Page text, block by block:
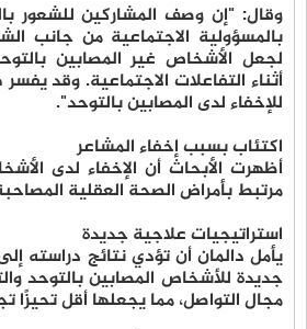
وقال: "إن وصف المشاركين للشعور
بالمسؤولية الاجتماعية من جانب
لجعل الأشخاص غير المصابين
أثناء التفاعلات الاجتماعية. وقد
للإخفاء لدى المصابين بالتوحد".
اكتئاب بسبب إخفاء المشاعر
أظهرت الأبحاث أن الإخفاء لدى
مرتبط بأمراض الصحة العقلية
استراتيجيات علاجية جديدة
يأمل دالمان أن تؤدي نتائج دراسته
جديدة للأشخاص المصابين بالتوحد
مجال التواصل، مما يجعلها أقل تحيزًا